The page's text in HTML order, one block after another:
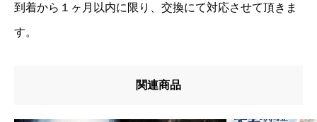
到着から１ヶ月以内に限り、交換にて対応させて頂きま
す。
関連商品